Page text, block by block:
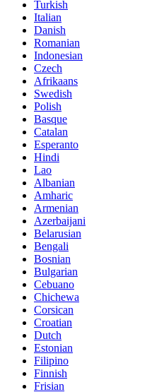
Turkish
Italian
Danish
Romanian
Indonesian
Czech
Afrikaans
Swedish
Polish
Basque
Catalan
Esperanto
Hindi
Lao
Albanian
Amharic
Armenian
Azerbaijani
Belarusian
Bengali
Bosnian
Bulgarian
Cebuano
Chichewa
Corsican
Croatian
Dutch
Estonian
Filipino
Finnish
Frisian